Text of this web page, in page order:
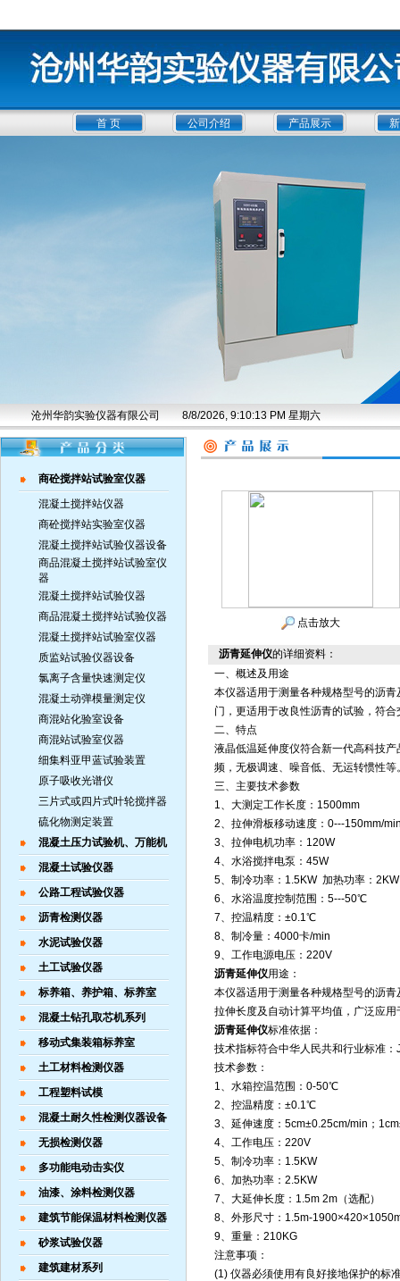
首 页 公司介绍 产品展示
沧州华韵实验仪器有限公司 8/8/2026, 9:10:13 PM 星期六
商砼搅拌站试验室仪器
混凝土搅拌站仪器
商砼搅拌站实验室仪器
混凝土搅拌站试验仪器设备
商品混凝土搅拌站试验室仪
器
混凝土搅拌站试验仪器
商品混凝土搅拌站试验仪器
混凝土搅拌站试验室仪器
质监站试验仪器设备
氯离子含量快速测定仪
混凝土动弹模量测定仪
商混站化验室设备
商混站试验室仪器
细集料亚甲蓝试验装置
原子吸收光谱仪
三片式或四片式叶轮搅拌器
硫化物测定装置
混凝土压力试验机、万能机
混凝土试验仪器
公路工程试验仪器
沥青检测仪器
水泥试验仪器
土工试验仪器
标养箱、养护箱、标养室
混凝土钻孔取芯机系列
移动式集装箱标养室
土工材料检测仪器
工程塑料试模
混凝土耐久性检测仪器设备
无损检测仪器
多功能电动击实仪
油漆、涂料检测仪器
建筑节能保温材料检测仪器
砂浆试验仪器
建筑建材系列
点击放大
沥青延伸仪的详细资料：
一、概述及用途
本仪器适用于测量各种规格型号的沥
门，更适用于改良性沥青的试验，符
二、特点
液晶低温延伸度仪符合新一代高科技
频，无极调速、噪音低、无运转惯性
三、主要技术参数
1、大测定工作长度：1500mm
2、拉伸滑板移动速度：0---150mm/
3、拉伸电机功率：120W
4、水浴搅拌电泵：45W
5、制冷功率：1.5KW 加热功率：2KW
6、水浴温度控制范围：5---50℃
7、控温精度：±0.1℃
8、制冷量：4000卡/min
9、工作电源电压：220V
沥青延伸仪用途：
本仪器适用于测量各种规格型号的沥
拉伸长度及自动计算平均值，广泛应
沥青延伸仪标准依据：
技术指标符合中华人民共和行业标准
技术参数：
1、水箱控温范围：0-50℃
2、控温精度：±0.1℃
3、延伸速度：5cm±0.25cm/min；
4、工作电压：220V
5、制冷功率：1.5KW
6、加热功率：2.5KW
7、大延伸长度：1.5m 2m（选配）
8、外形尺寸：1.5m-
9、重量：210KG
注意事项：
(1) 仪器必须使用有良好接地保护的标